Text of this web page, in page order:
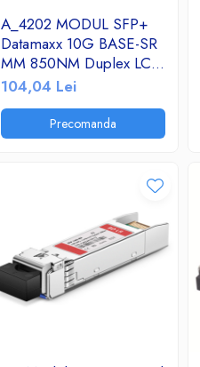
A_4202 MODUL SFP+
Datamaxx 10G BASE-SR
MM 850NM Duplex LC
MMF Module DOM
104,04 Lei
Precomanda